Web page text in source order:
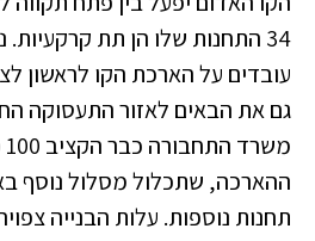
34 התחנות שלו הן תת
עובדים על הארכת הקו לראשון
תחנות נוספות. עלות הבנייה